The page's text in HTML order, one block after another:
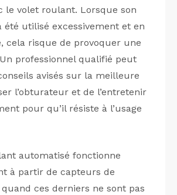
le volet roulant. Lorsque son
utilisé excessivement et en
cela risque de provoquer une
professionnel qualifié peut
avisés sur la meilleure
l’obturateur et de l’entretenir
pour qu’il résiste à l’usage
automatisé fonctionne
à partir de capteurs de
ces derniers ne sont pas